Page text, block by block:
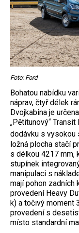
Foto: Ford
Bohatou nabídku
náprav, čtyř délek
Dvojkabina je
„Pětitunový“
dodávku s vysokou
ložná plocha stačí
s délkou 4217 mm,
stupínek
manipulaci s
mají pohon zadních
provedení Heavy
k) a točivý moment
provedení s
místo standardní